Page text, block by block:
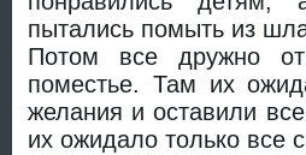
пытались помыть из
Потом все дружно
поместье. Там их
желания и оставили
их ожидало только все